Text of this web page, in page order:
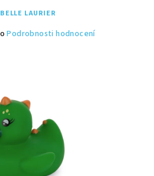
LAURIER
Podrobnosti hodnocení